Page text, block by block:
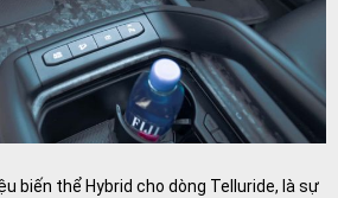
biến thể Hybrid cho dòng Telluride, là sự